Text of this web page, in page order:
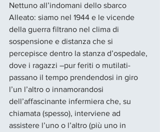
Nettuno all’indomani dello sbarco
Alleato: siamo nel 1944 e le vicende
della guerra filtrano nel clima di
sospensione e distanza che si
percepisce dentro la stanza d’ospedale,
dove i ragazzi –pur feriti o mutilati-
passano il tempo prendendosi in giro
l’un l’altro o innamorandosi
dell’affascinante infermiera che, su
chiamata (spesso), interviene ad
assistere l’uno o l’altro (più uno in